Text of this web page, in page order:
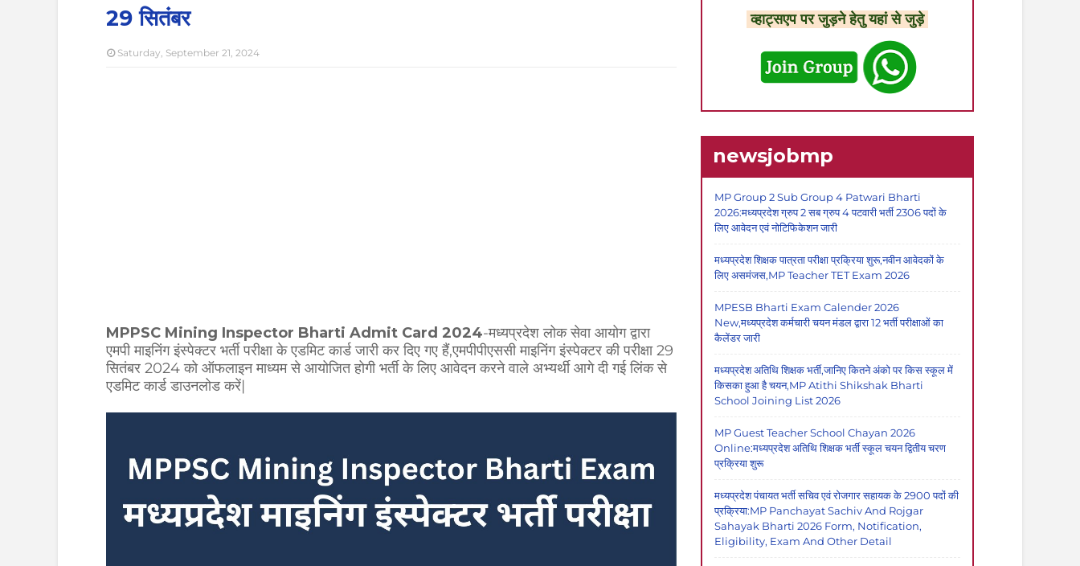
29 सितंबर
Saturday, September 21, 2024
MPPSC Mining Inspector Bharti Admit Card 2024-मध्यप्रदेश लोक सेवा आयोग द्वारा
एमपी माइनिंग इंस्पेक्टर भर्ती परीक्षा के एडमिट कार्ड जारी कर दिए गए हैं,एमपीपीएससी माइनिंग इंस्पेक्टर की परीक्षा 29
सितंबर 2024 को ऑफलाइन माध्यम से आयोजित होगी भर्ती के लिए आवेदन करने वाले अभ्यर्थी आगे दी गई लिंक से
एडमिट कार्ड डाउनलोड करें|
व्हाट्सएप पर जुड़ने हेतु यहां से जुड़े
newsjobmp
MP Group 2 Sub Group 4 Patwari Bharti
2026:मध्यप्रदेश ग्रुप 2 सब ग्रुप 4 पटवारी भर्ती 2306 पदों के
लिए आवेदन एवं नोटिफिकेशन जारी
मध्यप्रदेश शिक्षक पात्रता परीक्षा प्रक्रिया शुरू,नवीन आवेदकों के
लिए असमंजस,MP Teacher TET Exam 2026
MPESB Bharti Exam Calender 2026
New,मध्यप्रदेश कर्मचारी चयन मंडल द्वारा 12 भर्ती परीक्षाओं का
कैलेंडर जारी
मध्यप्रदेश अतिथि शिक्षक भर्ती,जानिए कितने अंको पर किस स्कूल में
किसका हुआ है चयन,MP Atithi Shikshak Bharti
School Joining List 2026
MP Guest Teacher School Chayan 2026
Online:मध्यप्रदेश अतिथि शिक्षक भर्ती स्कूल चयन द्वितीय चरण
प्रक्रिया शुरू
मध्यप्रदेश पंचायत भर्ती सचिव एवं रोजगार सहायक के 2900 पदों की
प्रक्रिया:MP Panchayat Sachiv And Rojgar
Sahayak Bharti 2026 Form, Notification,
Eligibility, Exam And Other Detail